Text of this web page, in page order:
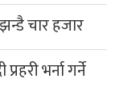
चार हजार
भर्ना गर्ने